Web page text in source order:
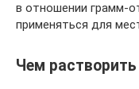
в отношении грамм-
применяться для
Чем